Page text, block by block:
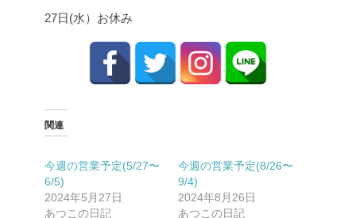
27日(水）お休み
関連
今週の営業予定(5/27〜
6/5)
2024年5月27日
あつこの日記
今週の営業予定(8/26〜
9/4)
2024年8月26日
あつこの日記